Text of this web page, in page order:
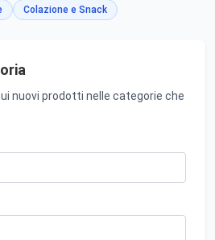
Colazione e Snack
nuovi prodotti nelle categorie che